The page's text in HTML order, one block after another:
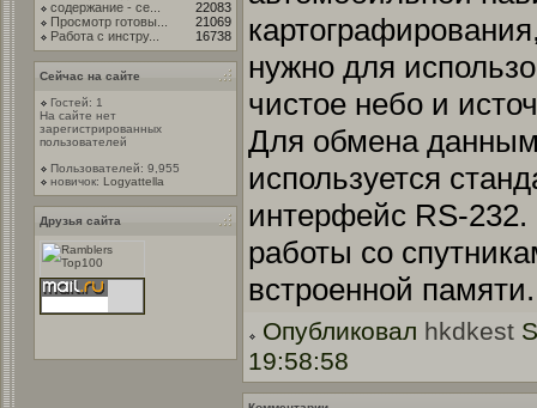
содержание - се...
22083
Просмотр готовы...
21069
Работа с инстру...
16738
Сейчас на сайте
Гостей: 1
На сайте нет
зарегистрированных
пользователей
Пользователей: 9,955
новичок: Logyattella
Друзья сайта
нужно для
чистое небо и
Для обмена
используется
интерфейс RS-
работы со
встроенной памяти.
Опубликовал hkdkest
19:58:58